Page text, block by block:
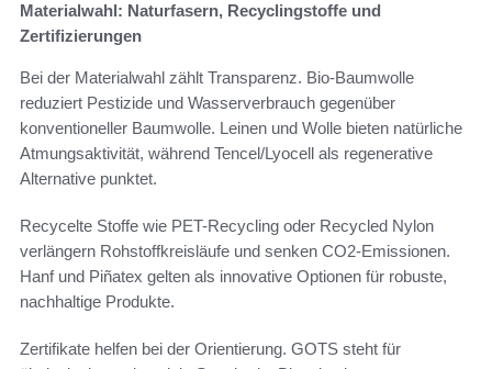
Materialwahl: Naturfasern, Recyclingstoffe und
Zertifizierungen
Bei der Materialwahl zählt Transparenz. Bio-Baumwolle
reduziert Pestizide und Wasserverbrauch gegenüber
konventioneller Baumwolle. Leinen und Wolle bieten natürliche
Atmungsaktivität, während Tencel/Lyocell als regenerative
Alternative punktet.
Recycelte Stoffe wie PET-Recycling oder Recycled Nylon
verlängern Rohstoffkreisläufe und senken CO2-Emissionen.
Hanf und Piñatex gelten als innovative Optionen für robuste,
nachhaltige Produkte.
Zertifikate helfen bei der Orientierung. GOTS steht für